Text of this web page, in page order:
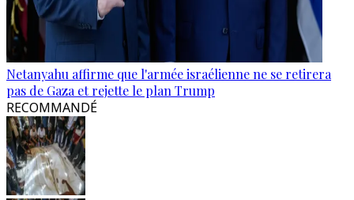
Netanyahu affirme que l'armée israélienne ne se retirera
pas de Gaza et rejette le plan Trump
RECOMMANDÉ